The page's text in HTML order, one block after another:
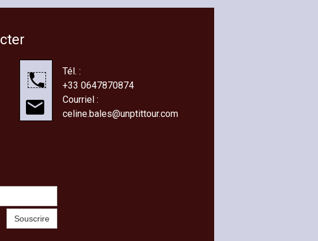
Tél. :
+33 0647870874
Courriel :
celine.bales@unptittour.com
Souscrire